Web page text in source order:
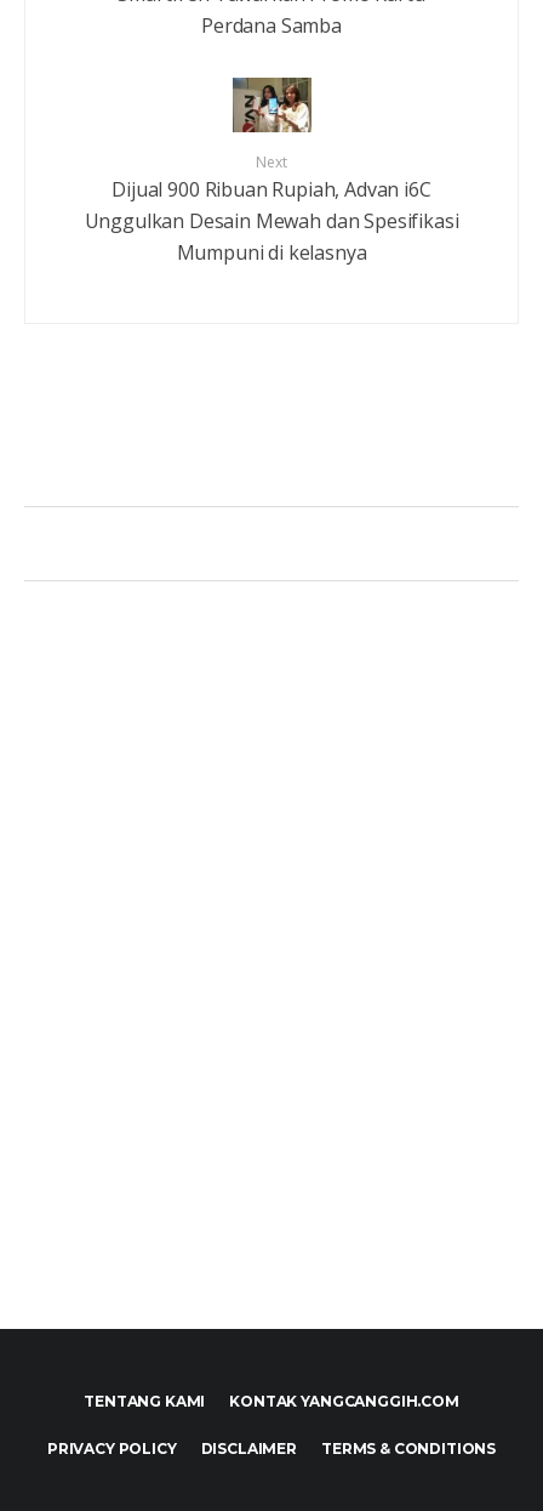
Perdana Samba
Next
Dijual 900 Ribuan Rupiah, Advan i6C
Unggulkan Desain Mewah dan Spesifikasi
Mumpuni di kelasnya
TENTANG KAMI KONTAK YANGCANGGIH.COM
PRIVACY POLICY DISCLAIMER TERMS & CONDITIONS